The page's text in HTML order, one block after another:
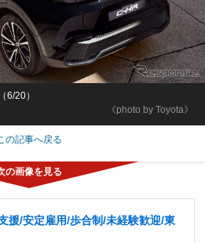
《photo by Toyota》
6/20）
の記事へ戻る
援/安定雇用/歩合制/未経験歓迎/東